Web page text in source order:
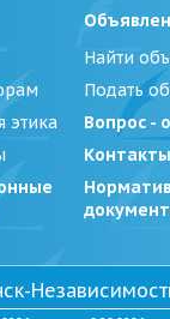
этика
Найти
Подать
Вопрос -
Контакты